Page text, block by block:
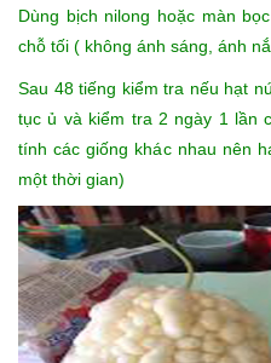
Dùng bịch nilong hoặc màn
chỗ tối ( không ánh sáng, ánh
Sau 48 tiếng kiểm tra nếu hạt
tục ủ và kiểm tra 2 ngày 1 lần
tính các giống khác nhau nên
một thời gian)